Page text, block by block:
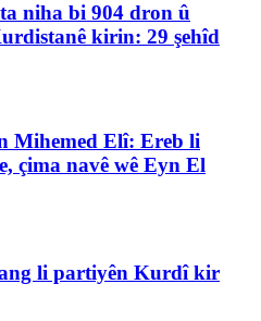
niha bi 904 dron û
kirin: 29 şehîd
Mihemed Elî: Ereb li
çima navê wê Eyn El
li partiyên Kurdî kir